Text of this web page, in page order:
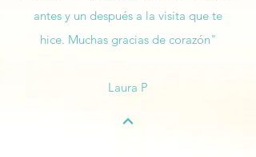
antes y un después a la visita que te
hice. Muchas gracias de corazón"
Laura P